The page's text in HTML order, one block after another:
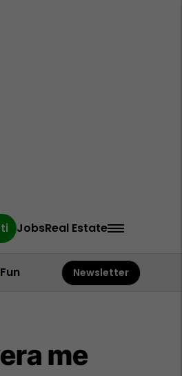
JobsReal Estate
Fun Newsletter
me